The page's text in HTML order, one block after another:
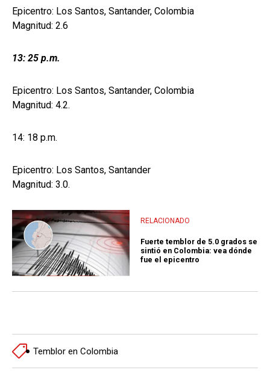
Epicentro: Los Santos, Santander, Colombia
Magnitud: 2.6
13: 25 p.m.
Epicentro: Los Santos, Santander, Colombia
Magnitud: 4.2.
14: 18 p.m.
Epicentro: Los Santos, Santander
Magnitud: 3.0.
RELACIONADO
Fuerte temblor de 5.0 grados se
sintió en Colombia: vea dónde
fue el epicentro
Temblor en Colombia